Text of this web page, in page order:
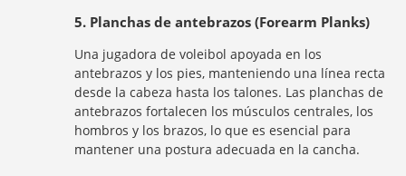
5. Planchas de antebrazos (Forearm Planks)
Una jugadora de voleibol apoyada en los
antebrazos y los pies, manteniendo una línea recta
desde la cabeza hasta los talones. Las planchas de
antebrazos fortalecen los músculos centrales, los
hombros y los brazos, lo que es esencial para
mantener una postura adecuada en la cancha.